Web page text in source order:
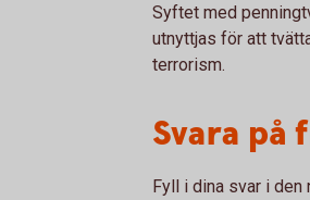
Syftet med
utnyttjas för att
terrorism.
Svara på
Fyll i dina svar i den